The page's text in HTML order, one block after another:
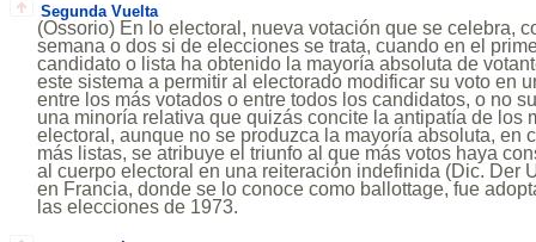
Segunda Vuelta
(Ossorio) En lo electoral, nueva votación que se celebra,
semana o dos si de elecciones se trata, cuando en el
candidato o lista ha obtenido la mayoría absoluta de
este sistema a permitir al electorado modificar su voto en
entre los más votados o entre todos los candidatos, o no
una minoría relativa que quizás concite la antipatía de los
electoral, aunque no se produzca la mayoría absoluta, en
más listas, se atribuye el triunfo al que más votos haya
al cuerpo electoral en una reiteración indefinida (Dic. Der
en Francia, donde se lo conoce como ballottage, fue
las elecciones de 1973.